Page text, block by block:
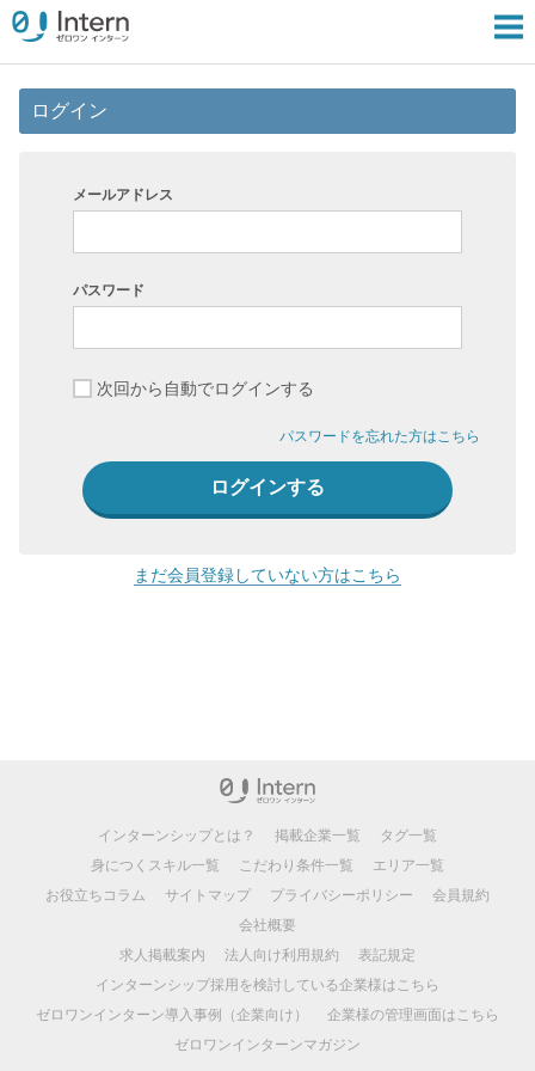
ログイン
メールアドレス
パスワード
次回から自動でログインする
パスワードを忘れた方はこちら
まだ会員登録していない方はこちら
インターンシップとは？ 掲載企業一覧
タグ一覧
身につくスキル一覧
こだわり条件一覧
エリア一覧
お役立ちコラム
サイトマップ プライバシーポリシー
会員規約
会社概要
求人掲載案内
法人向け利用規約
表記規定
インターンシップ採用を検討している企業様はこちら
ゼロワンインターン導入事例（企業向け）
企業様の管理画面はこちら
ゼロワンインターンマガジン